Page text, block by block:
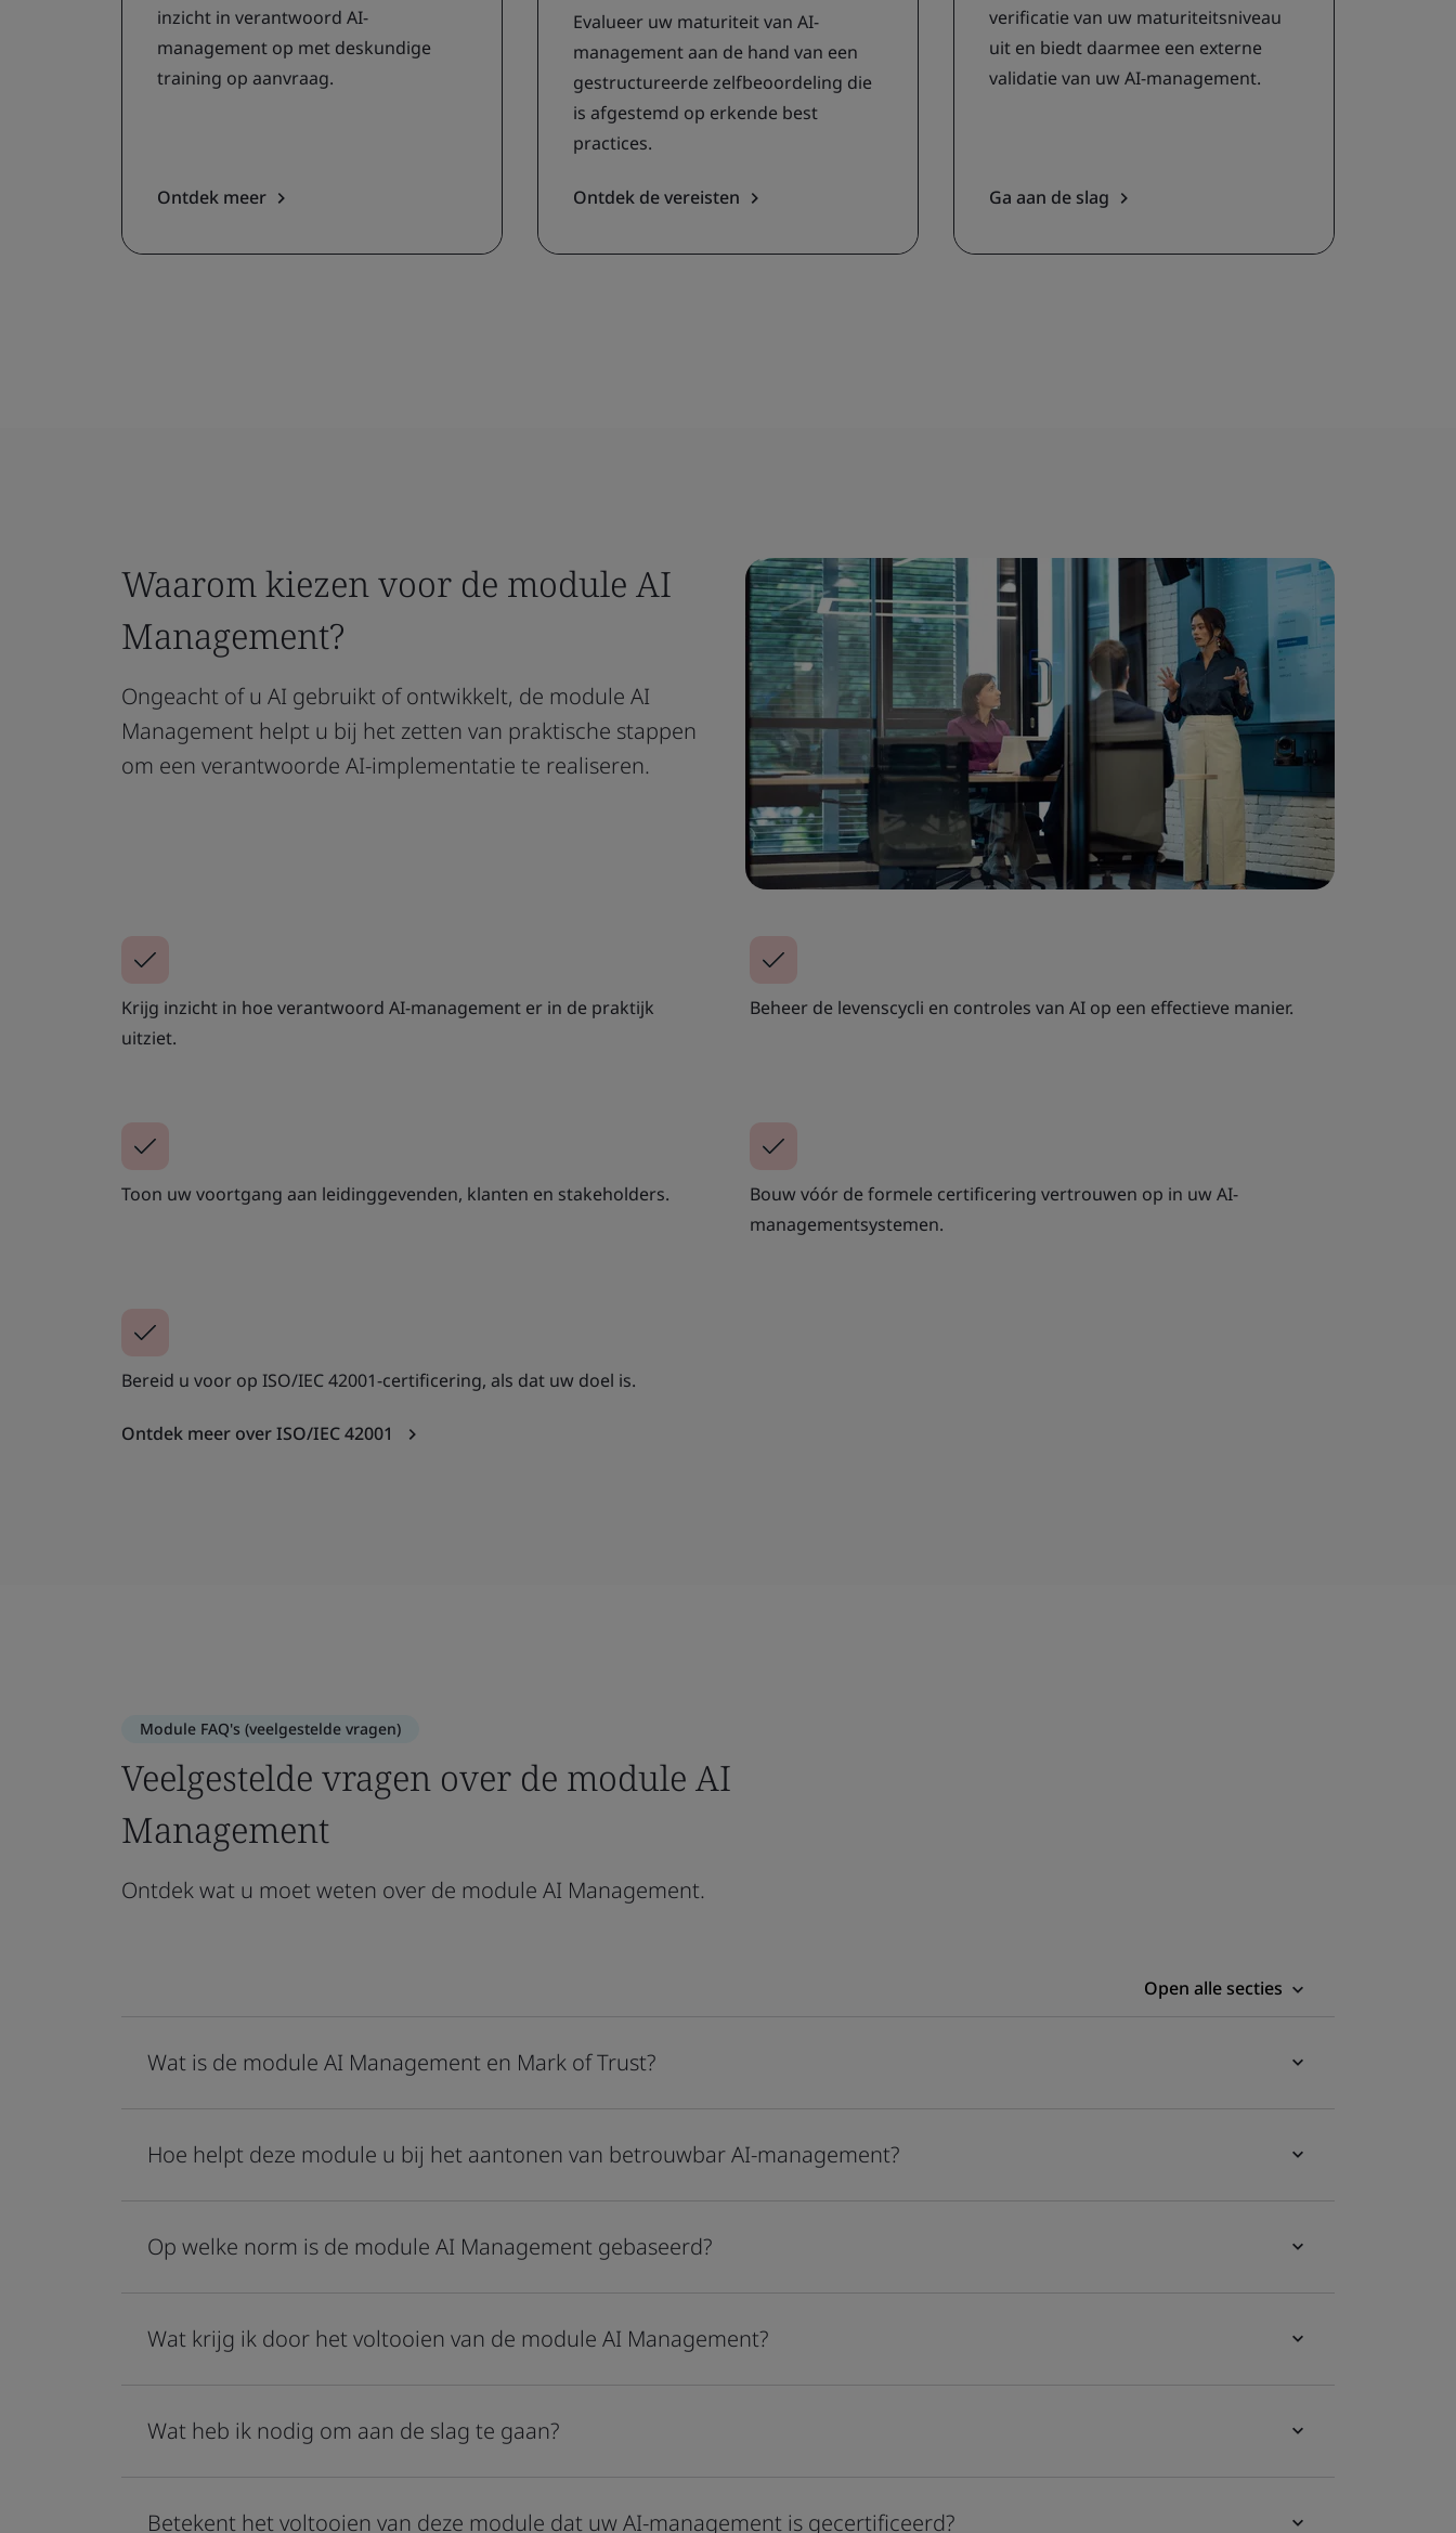
inzicht in verantwoord AI-
management op met deskundige
training op aanvraag.
Ontdek meer
Evalueer uw maturiteit van AI-
management aan de hand van een
gestructureerde zelfbeoordeling die
is afgestemd op erkende best
practices.
Ontdek de vereisten
verificatie van uw maturiteitsniveau
uit en biedt daarmee een externe
validatie van uw AI-management.
Ga aan de slag
Waarom kiezen voor de module AI
Management?
Ongeacht of u AI gebruikt of ontwikkelt, de module AI
Management helpt u bij het zetten van praktische stappen
om een verantwoorde AI-implementatie te realiseren.
Krijg inzicht in hoe verantwoord AI-management er in de praktijk
uitziet.
Beheer de levenscycli en controles van AI op een effectieve manier.
Toon uw voortgang aan leidinggevenden, klanten en stakeholders.
Bouw vóór de formele certificering vertrouwen op in uw AI-
managementsystemen.
Bereid u voor op ISO/IEC 42001-certificering, als dat uw doel is.
Ontdek meer over ISO/IEC 42001
Module FAQ's (veelgestelde vragen)
Veelgestelde vragen over de module AI
Management
Ontdek wat u moet weten over de module AI Management.
Open alle secties
Wat is de module AI Management en Mark of Trust?
Hoe helpt deze module u bij het aantonen van betrouwbar AI-management?
Op welke norm is de module AI Management gebaseerd?
Wat krijg ik door het voltooien van de module AI Management?
Wat heb ik nodig om aan de slag te gaan?
Betekent het voltooien van deze module dat uw AI-management is gecertificeerd?